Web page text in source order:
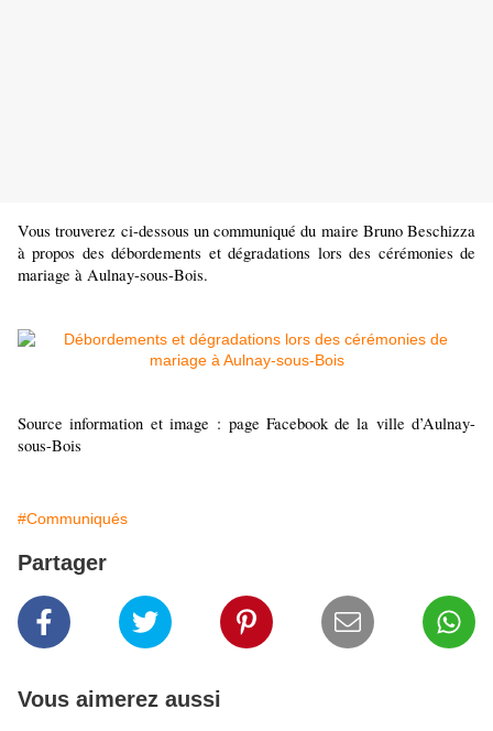
Vous trouverez ci-dessous un communiqué du maire Bruno Beschizza
à propos des débordements et dégradations lors des cérémonies de
mariage à Aulnay-sous-Bois.
Source information et image : page Facebook de la ville d’Aulnay-
sous-Bois
#Communiqués
Partager
Vous aimerez aussi